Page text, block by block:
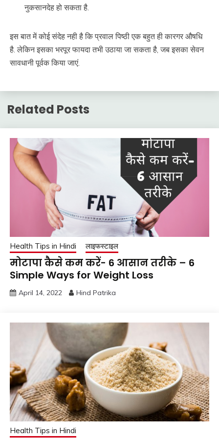
नुकसानदेह हो सकता है.
इस बात में कोई संदेह नही है कि प्रवाल पिष्ठी एक बहुत ही कारगर औषधि
है. लेकिन इसका भरपूर फायदा तभी उठाया जा सकता है, जब इसका सेवन
सावधानी पूर्वक किया जाएं.
Related Posts
Health Tips in Hindi लाइफस्टाइल
मोटापा कैसे कम करें- 6 आसान तरीके – 6
Simple Ways for Weight Loss
April 14, 2022 Hind Patrika
Health Tips in Hindi